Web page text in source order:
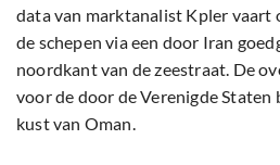
data van marktanalist Kpler vaart
de schepen via een door Iran
noordkant van de zeestraat. De
voor de door de Verenigde Staten
kust van Oman.